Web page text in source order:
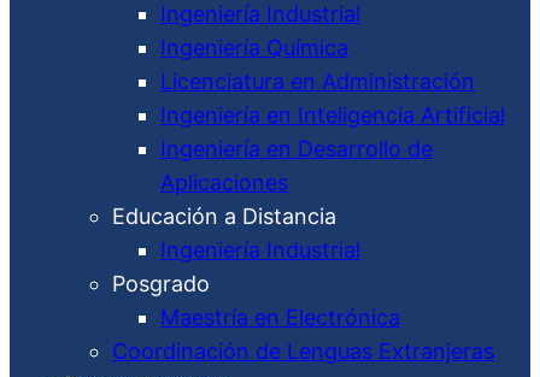
Ingeniería Industrial
Ingeniería Química
Licenciatura en Administración
Ingeniería en Inteligencia Artificial
Ingeniería en Desarrollo de
Aplicaciones
Educación a Distancia
Ingeniería Industrial
Posgrado
Maestría en Electrónica
Coordinación de Lenguas Extranjeras